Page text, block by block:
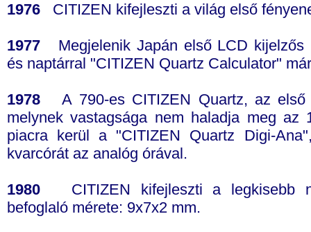
1976 CITIZEN kifejleszti a világ első
1977 Megjelenik Japán első LCD kijelzős
és naptárral "CITIZEN Quartz Calculator"
1978 A 790-es CITIZEN Quartz, az első
melynek vastagsága nem haladja meg az
piacra kerül a "CITIZEN Quartz Digi-
kvarcórát az analóg órával.
1980 CITIZEN kifejleszti a legkisebb
befoglaló mérete: 9x7x2 mm.